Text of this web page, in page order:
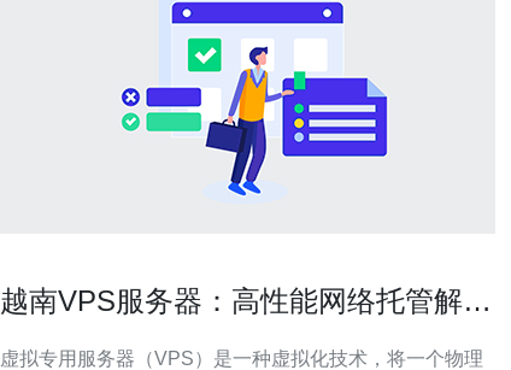
越南VPS服务器：高性能网络托管解决
虚拟专用服务器（VPS）是一种虚拟化技术，将一个物理